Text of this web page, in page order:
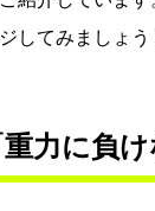
してみましょう
力に負